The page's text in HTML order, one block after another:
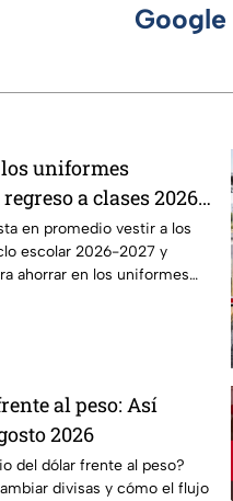
Google
uniformes
a clases 2026,
en promedio vestir a los
escolar 2026-2027 y
ahorrar en los uniformes
al peso: Así
2026
del dólar frente al peso?
divisas y cómo el flujo